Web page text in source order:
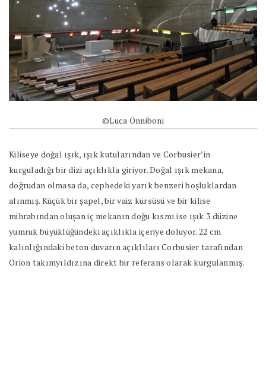
©Luca Onniboni
Kiliseye doğal ışık, ışık kutularından ve Corbusier’in
kurguladığı bir dizi açıklıkla giriyor. Doğal ışık mekana,
doğrudan olmasa da, cephedeki yarık benzeri boşluklardan
alınmış. Küçük bir şapel, bir vaiz kürsüsü ve bir kilise
mihrabından oluşan iç mekanın doğu kısmı ise ışık 3 düzine
yumruk büyüklüğündeki açıklıkla içeriye doluyor. 22 cm
kalınlığındaki beton duvarın açıklıları Corbusier tarafından
Orion takımyıldızına direkt bir referans olarak kurgulanmış.